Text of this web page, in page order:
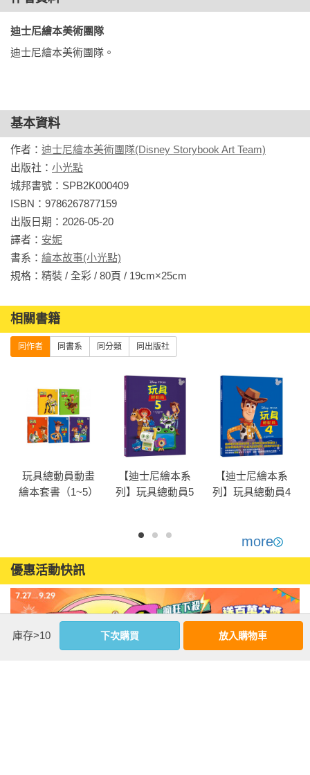
垃圾轉運站的驚險時刻。
告別，並勇敢迎接新生活。
✪ 愛的傳承：見證胡迪對安弟的忠誠與無私，體會「愛」不一
｜全系列特色｜
✪ 精選各式各樣的迪士尼、皮克斯經典動畫，繽紛主題應有盡
有！
✪ 將電影原著化為紙上故事，讓讀者重溫經典的感動。
✪ 文字淺顯易懂，適合親子共讀及孩子自行閱讀。
｜全系列包含｜
◇ 【迪士尼繪本系列】玩具總動員（全系列5集）
◇ 【迪士尼繪本系列】動物方城市（全系列2集）
◇ 【迪士尼繪本系列】冰雪奇緣（全系列4集）
◇ 【迪士尼繪本系列】腦筋急轉彎（全系列3集）
◇ 【迪士尼繪本系列】元素方城市
◇ 【迪士尼繪本系列】怪獸電力公司
◇ 【迪士尼繪本系列】獅子王
◇ 【迪士尼繪本系列】小美人魚
◇ 【迪士尼繪本系列】白雪公主
◇ 【迪士尼繪本系列】美女與野獸
◇ 【迪士尼繪本系列】仙履奇緣
◇ 【迪士尼繪本系列】阿拉丁
◇ 【迪士尼繪本系列】可可夜總會
迪士尼繪本美術團隊
迪士尼繪本美術團隊。
基本資料
作者： 迪士尼繪本美術團隊(Disney Storybook Art Team)
出版社： 小光點
城邦書號：SPB2K000409
ISBN：9786267877159
出版日期：2026-05-20
譯者： 安妮
書系： 繪本故事(小光點)
規格：精裝 / 全彩 / 80頁 / 19cm×25cm
相關書籍
同作者 同書系 同分類 同出版社
玩具總動員動畫
繪本套書（1~5）
【迪士尼繪本系
列】玩具總動員5
【迪士尼繪本系
列】玩具總動員4
more
優惠活動快訊
庫存>10 下次購買 放入購物車